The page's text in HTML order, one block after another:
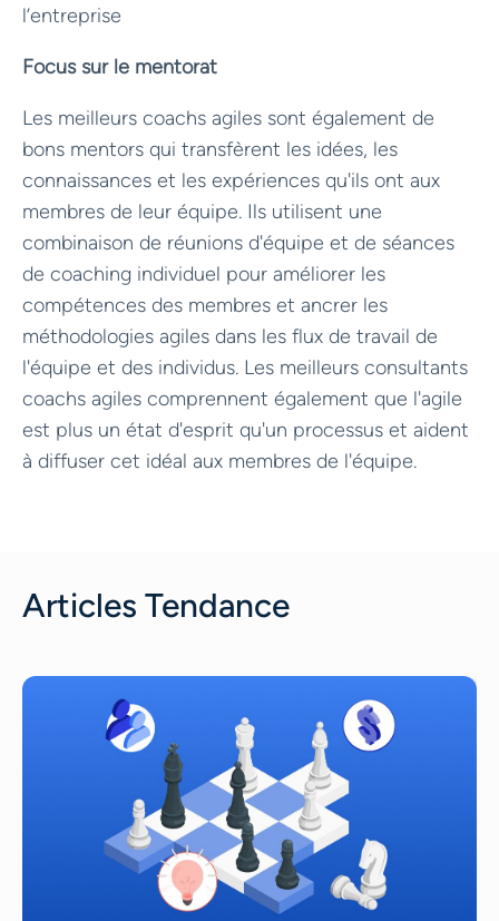
l’entreprise
Focus sur le mentorat
Les meilleurs coachs agiles sont également de
bons mentors qui transfèrent les idées, les
connaissances et les expériences qu'ils ont aux
membres de leur équipe. Ils utilisent une
combinaison de réunions d'équipe et de séances
de coaching individuel pour améliorer les
compétences des membres et ancrer les
méthodologies agiles dans les flux de travail de
l'équipe et des individus. Les meilleurs consultants
coachs agiles comprennent également que l'agile
est plus un état d'esprit qu'un processus et aident
à diffuser cet idéal aux membres de l'équipe.
Articles Tendance